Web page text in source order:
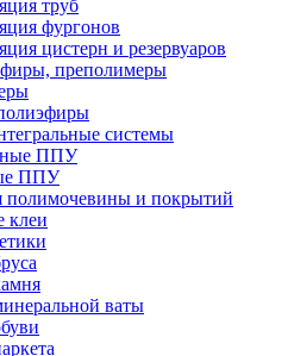
труб
фургонов
цистерн и резервуаров
преполимеры
системы
ППУ
ППУ
полимочевины и покрытий
клеи
ваты